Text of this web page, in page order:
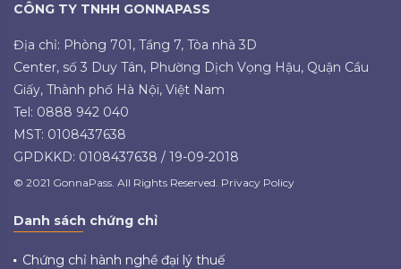
CÔNG TY TNHH GONNAPASS
Địa chỉ: Phòng 701, Tầng 7, Tòa nhà 3D
Center, số 3 Duy Tân, Phường Dịch Vọng Hậu, Quận Cầu
Giấy, Thành phố Hà Nội, Việt Nam
Tel: 0888 942 040
MST: 0108437638
GPDKKD: 0108437638 / 19-09-2018
© 2021 GonnaPass. All Rights Reserved. Privacy Policy
Danh sách chứng chỉ
Chứng chỉ hành nghề đại lý thuế